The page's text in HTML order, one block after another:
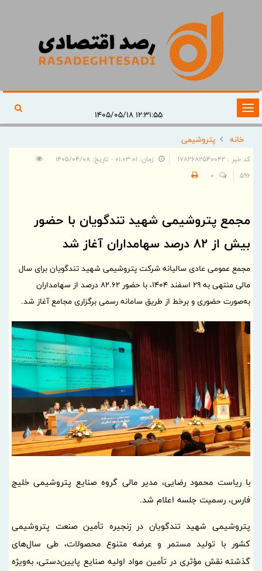
تغییر
وضعیت
ناوبری
۱۲:۳۱:۵۵ ۱۴۰۵/۰۵/۱۸
خانه
پتروشیمی
کد خبر : 1782682540042
زمان: ۰۱:۰۳:۰۱ - تاریخ: ۱۴۰۵/۰۴/۰۸
596
0
مجمع پتروشیمی شهید تندگویان با حضور
بیش از ۸۲ درصد سهامداران آغاز شد
مجمع عمومی عادی سالیانه شرکت پتروشیمی شهید تندگویان برای سال
مالی منتهی به ۲۹ اسفند ۱۴۰۴، با حضور ۸۲.۶۲ درصد از سهامداران
به‌صورت حضوری و برخط از طریق سامانه رسمی برگزاری مجامع آغاز شد.
با ریاست محمود رضایی، مدیر مالی گروه صنایع پتروشیمی خلیج
فارس، رسمیت جلسه اعلام شد.
پتروشیمی شهید تندگویان در زنجیره تأمین صنعت پتروشیمی
کشور با تولید مستمر و عرضه متنوع محصولات، طی سال‌های
گذشته نقش مؤثری در تأمین مواد اولیه صنایع پایین‌دستی، به‌ویژه